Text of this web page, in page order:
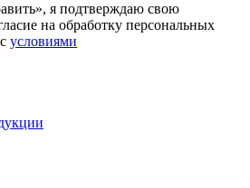
я подтверждаю свою
на обработку персональных
условиями